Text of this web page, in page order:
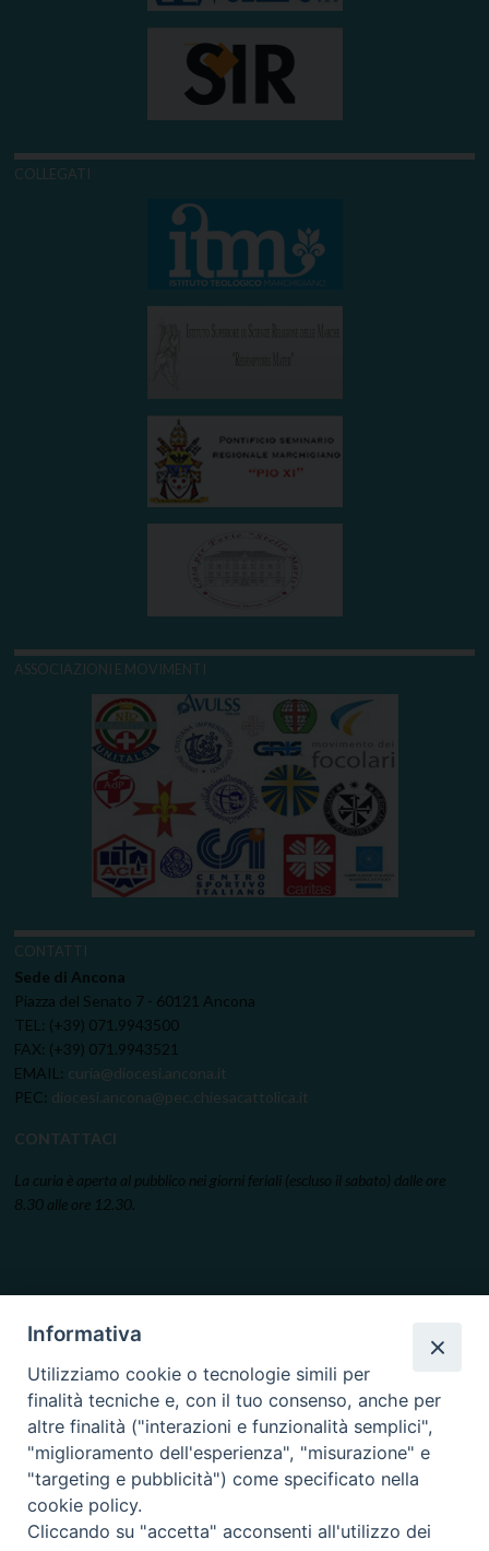
COLLEGATI
ASSOCIAZIONI E MOVIMENTI
CONTATTI
Sede di Ancona
Piazza del Senato 7 - 60121 Ancona
TEL: (+39) 071.9943500
FAX: (+39) 071.9943521
EMAIL: curia@diocesi.ancona.it
PEC: diocesi.ancona@pec.chiesacattolica.it
CONTATTACI
La curia è aperta al pubblico nei giorni feriali (escluso il sabato) dalle ore
8.30 alle ore 12.30.
Informativa
Utilizziamo cookie o tecnologie simili per
finalità tecniche e, con il tuo consenso, anche per
altre finalità ("interazioni e funzionalità semplici",
"miglioramento dell'esperienza", "misurazione" e
"targeting e pubblicità") come specificato nella
cookie policy.
Cliccando su "accetta" acconsenti all'utilizzo dei